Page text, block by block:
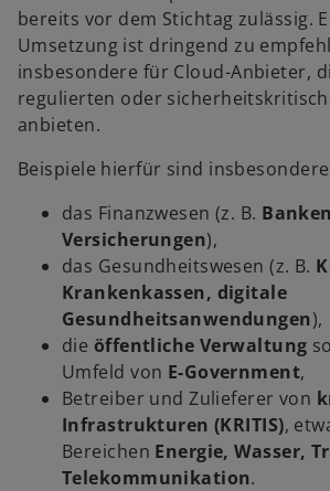
bereits vor dem Stichtag zulässig.
Umsetzung ist dringend zu
insbesondere für Cloud-Anbieter,
regulierten oder
anbieten.
Beispiele hierfür sind
das Finanzwesen (z. B.
Versicherungen),
das Gesundheitswesen (z. B.
Krankenkassen, digitale
Gesundheitsanwendungen),
die öffentliche Verwaltung
Umfeld von E-Government,
Betreiber und Zulieferer von
Infrastrukturen (KRITIS),
Bereichen Energie, Wasser,
Telekommunikation.